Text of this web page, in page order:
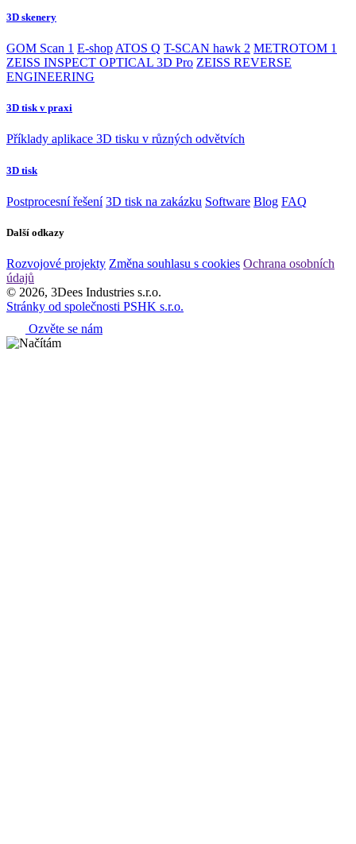
3D skenery
GOM Scan 1 E-shop ATOS Q T-SCAN hawk 2 METROTOM 1
ZEISS INSPECT OPTICAL 3D Pro ZEISS REVERSE
ENGINEERING
3D tisk v praxi
Příklady aplikace 3D tisku v různých odvětvích
3D tisk
Postprocesní řešení 3D tisk na zakázku Software Blog FAQ
Další odkazy
Rozvojové projekty Změna souhlasu s cookies Ochrana osobních
údajů
© 2026, 3Dees Industries s.r.o.
Stránky od společnosti PSHK s.r.o.
Ozvěte se nám